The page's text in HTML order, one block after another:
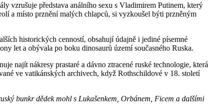
vzrušuje představa análního sexu s Vladimirem Putinem, který
a místo prznění malých chlapců, si vyzkoušel býti przněným
historických cenností, obsahují údajně i jediné písemné
let a obývala po boku dinosaurů území současného Ruska.
najít nákresy prastaré a dávno ztracené ruské technologie, která
ve vatikánských archivech, když Rothschildové v 18. století
bunkr dědek mohl s Lukašenkem, Orbánem, Ficem a dalšími